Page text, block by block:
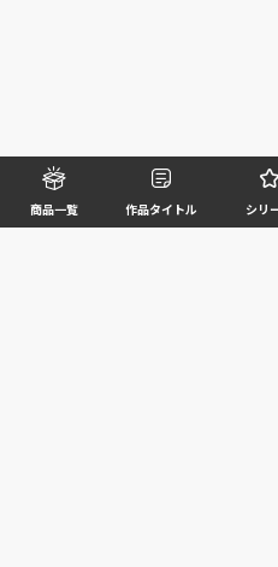
商品一覧 作品タイトル シリ